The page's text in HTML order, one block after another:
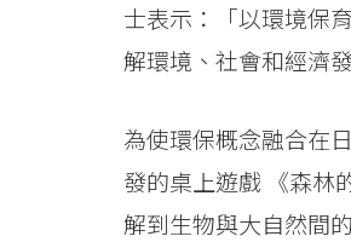
士表示：「以環境保
解環境、社會和經濟
為使環保概念融合在
發的桌上遊戲 《森林
解到生物與大自然間